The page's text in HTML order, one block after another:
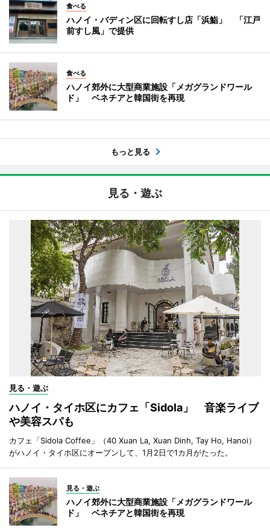
食べる
ハノイ・バディン区に回転すし店「浜鮨」 「江戸
前すし風」で提供
食べる
ハノイ郊外に大型商業施設「メガグランドワール
ド」 ベネチアと韓国街を再現
もっと見る
見る・遊ぶ
見る・遊ぶ
ハノイ・タイホ区にカフェ「Sidola」 音楽ライブ
や美容スパも
カフェ「Sidola Coffee」（40 Xuan La, Xuan Dinh, Tay Ho, Hanoi）
がハノイ・タイホ区にオープンして、1月2日で1カ月がたった。
見る・遊ぶ
ハノイ郊外に大型商業施設「メガグランドワール
ド」 ベネチアと韓国街を再現